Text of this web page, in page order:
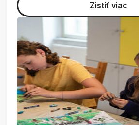
Zistiť viac